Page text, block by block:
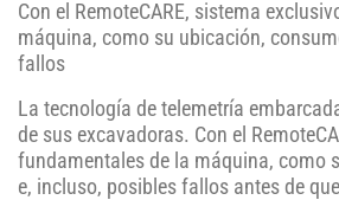
Con el RemoteCARE, sistema
máquina, como su ubicación,
fallos
La tecnología de telemetría
de sus excavadoras. Con el
fundamentales de la máquina, como
e, incluso, posibles fallos antes de